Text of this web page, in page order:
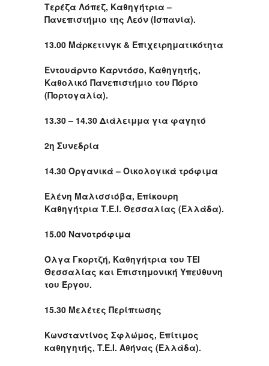
Τερέζα Λόπεζ, Καθηγήτρια –
Πανεπιστήμιο της Λεόν (Ισπανία).
13.00 Μάρκετινγκ & Επιχειρηματικότητα
Εντουάρντο Καρντόσο, Καθηγητής,
Καθολικό Πανεπιστήμιο του Πόρτο
(Πορτογαλία).
13.30 – 14.30 Διάλειμμα για φαγητό
2η Συνεδρία
14.30 Οργανικά – Οικολογικά τρόφιμα
Ελένη Μαλισσιόβα, Επίκουρη
Καθηγήτρια Τ.E.I. Θεσσαλίας (Ελλάδα).
15.00 Νανοτρόφιμα
Όλγα Γκορτζή, Καθηγήτρια του ΤΕΙ
Θεσσαλίας και Επιστημονική Υπεύθυνη
του Έργου.
15.30 Μελέτες Περίπτωσης
Κωνσταντίνος Σφλώμος, Επίτιμος
καθηγητής, T.E.I. Αθήνας (Ελλάδα).